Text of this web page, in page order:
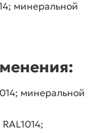
минеральной
минеральной